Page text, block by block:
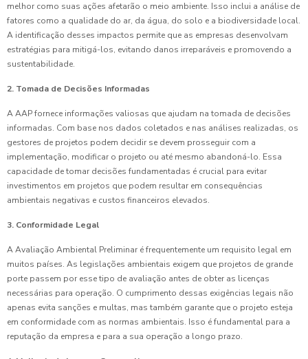
melhor como suas ações afetarão o meio ambiente. Isso inclui a análise de
fatores como a qualidade do ar, da água, do solo e a biodiversidade local.
A identificação desses impactos permite que as empresas desenvolvam
estratégias para mitigá-los, evitando danos irreparáveis e promovendo a
sustentabilidade.
2. Tomada de Decisões Informadas
A AAP fornece informações valiosas que ajudam na tomada de decisões
informadas. Com base nos dados coletados e nas análises realizadas, os
gestores de projetos podem decidir se devem prosseguir com a
implementação, modificar o projeto ou até mesmo abandoná-lo. Essa
capacidade de tomar decisões fundamentadas é crucial para evitar
investimentos em projetos que podem resultar em consequências
ambientais negativas e custos financeiros elevados.
3. Conformidade Legal
A Avaliação Ambiental Preliminar é frequentemente um requisito legal em
muitos países. As legislações ambientais exigem que projetos de grande
porte passem por esse tipo de avaliação antes de obter as licenças
necessárias para operação. O cumprimento dessas exigências legais não
apenas evita sanções e multas, mas também garante que o projeto esteja
em conformidade com as normas ambientais. Isso é fundamental para a
reputação da empresa e para a sua operação a longo prazo.